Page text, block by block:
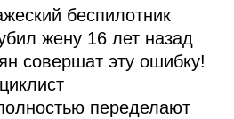
беспилотник
жену 16 лет назад
совершат эту ошибку!
переделают